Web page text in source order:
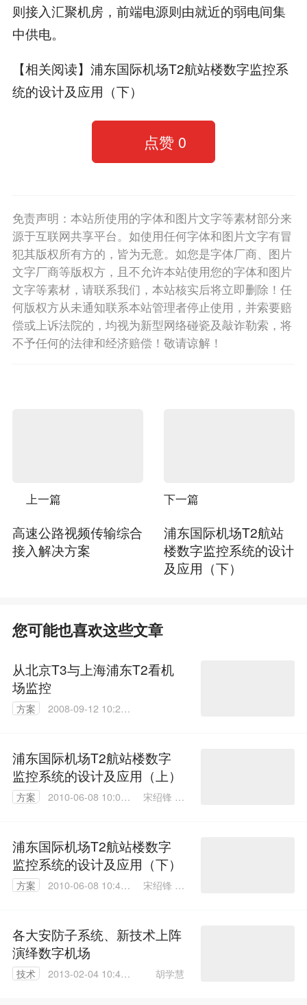
则接入汇聚机房，前端电源则由就近的弱电间集
中供电。
【相关阅读】浦东国际机场T2航站楼数字监控系
统的设计及应用（下）
点赞 0
免责声明：本站所使用的字体和图片文字等素材部分来
源于互联网共享平台。如使用任何字体和图片文字有冒
犯其版权所有方的，皆为无意。如您是字体厂商、图片
文字厂商等版权方，且不允许本站使用您的字体和图片
文字等素材，请联系我们，本站核实后将立即删除！任
何版权方从未通知联系本站管理者停止使用，并索要赔
偿或上诉法院的，均视为新型网络碰瓷及敲诈勒索，将
不予任何的法律和经济赔偿！敬请谅解！
上一篇
高速公路视频传输综合
接入解决方案
下一篇
浦东国际机场T2航站
楼数字监控系统的设计
及应用（下）
您可能也喜欢这些文章
从北京T3与上海浦东T2看机
场监控
方案
2008-09-12 10:21:
浦东国际机场T2航站楼数字
监控系统的设计及应用（上）
方案
2010-06-08 10:01:
宋绍锋 殷
浦东国际机场T2航站楼数字
监控系统的设计及应用（下）
方案
2010-06-08 10:42:
宋绍锋 殷
各大安防子系统、新技术上阵
演绎数字机场
技术
2013-02-04 10:47:
胡学慧